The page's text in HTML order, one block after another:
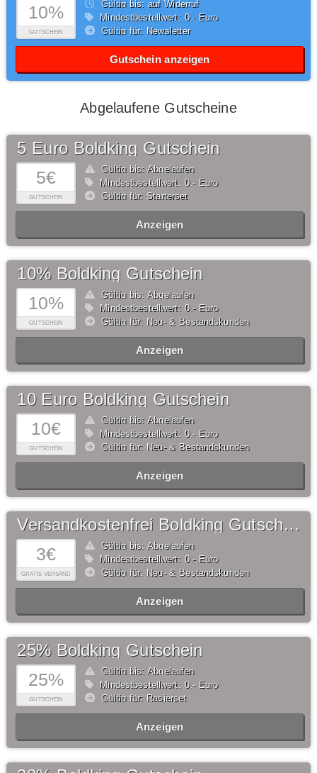
10%
GUTSCHEIN
Gültig bis: auf Widerruf
Mindestbestellwert: 0,- Euro
Gültig für: Newsletter
Gutschein anzeigen
Abgelaufene Gutscheine
5€
GUTSCHEIN
5 Euro Boldking Gutschein
Gültig bis: Abgelaufen
Mindestbestellwert: 0,- Euro
Gültig für: Starterset
Anzeigen
10%
GUTSCHEIN
10% Boldking Gutschein
Gültig bis: Abgelaufen
Mindestbestellwert: 0,- Euro
Gültig für: Neu- & Bestandskunden
Anzeigen
10€
GUTSCHEIN
10 Euro Boldking Gutschein
Gültig bis: Abgelaufen
Mindestbestellwert: 0,- Euro
Gültig für: Neu- & Bestandskunden
Anzeigen
3€
GRATIS VERSAND
Versandkostenfrei Boldking Gutschein
Gültig bis: Abgelaufen
Mindestbestellwert: 0,- Euro
Gültig für: Neu- & Bestandskunden
Anzeigen
25%
GUTSCHEIN
25% Boldking Gutschein
Gültig bis: Abgelaufen
Mindestbestellwert: 0,- Euro
Gültig für: Rasierset
Anzeigen